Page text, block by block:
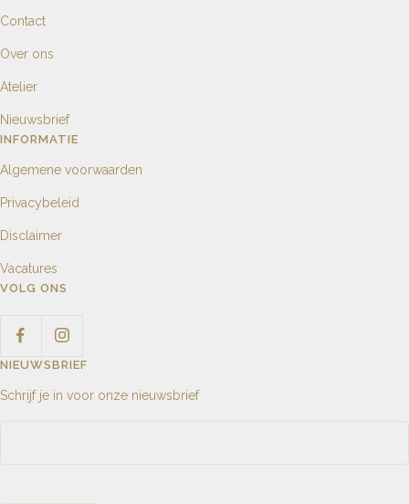
Contact
Over ons
Atelier
Nieuwsbrief
INFORMATIE
Algemene voorwaarden
Privacybeleid
Disclaimer
Vacatures
VOLG ONS
NIEUWSBRIEF
Schrijf je in voor onze nieuwsbrief